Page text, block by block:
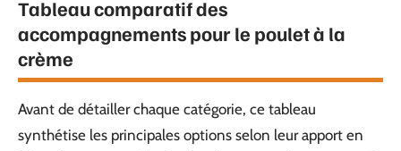
Tableau comparatif des
accompagnements pour le poulet à la
crème
Avant de détailler chaque catégorie, ce tableau
synthétise les principales options selon leur apport en